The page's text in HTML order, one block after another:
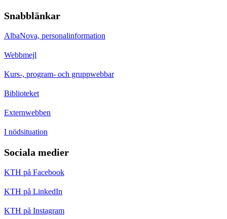
Snabblänkar
AlbaNova, personalinformation
Webbmejl
Kurs-, program- och gruppwebbar
Biblioteket
Externwebben
I nödsituation
Sociala medier
KTH på Facebook
KTH på LinkedIn
KTH på Instagram